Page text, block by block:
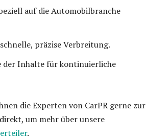
auf die Automobilbranche
präzise Verbreitung.
Inhalte für kontinuierliche
die Experten von CarPR gerne zur
um mehr über unsere
.